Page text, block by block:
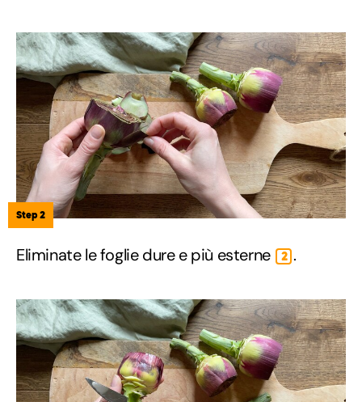
Step 2
Eliminate le foglie dure e più esterne 2 .